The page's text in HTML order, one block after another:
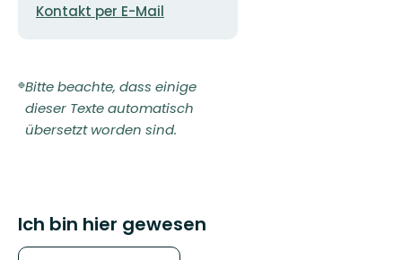
Mail-
Kontakt per E-Mail
Bitte beachte, dass einige
dieser Texte automatisch
übersetzt worden sind.
Ich bin hier gewesen